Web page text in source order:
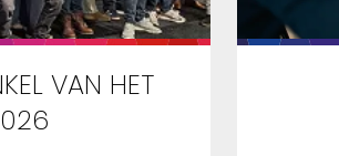
VAN HET